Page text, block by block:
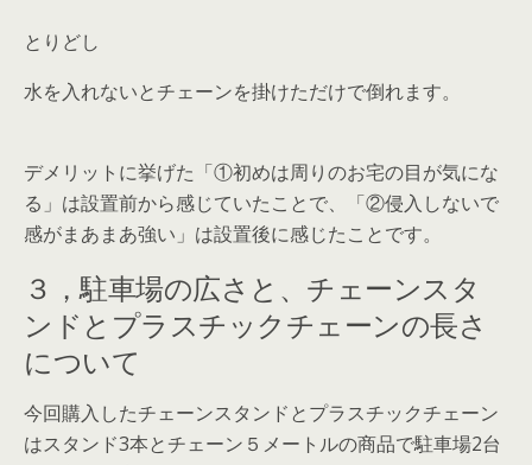
とりどし
水を入れないとチェーンを掛けただけで倒れます。
デメリットに挙げた「①初めは周りのお宅の目が気にな
る」は設置前から感じていたことで、「②侵入しないで
感がまあまあ強い」は設置後に感じたことです。
３，駐車場の広さと、チェーンスタ
ンドとプラスチックチェーンの長さ
について
今回購入したチェーンスタンドとプラスチックチェーン
はスタンド3本とチェーン５メートルの商品で駐車場2台